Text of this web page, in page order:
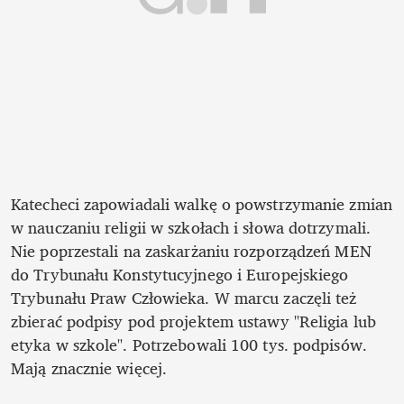
Katecheci zapowiadali walkę o powstrzymanie zmian
w nauczaniu religii w szkołach i słowa dotrzymali.
Nie poprzestali na zaskarżaniu rozporządzeń MEN
do Trybunału Konstytucyjnego i Europejskiego
Trybunału Praw Człowieka. W marcu zaczęli też
zbierać podpisy pod projektem ustawy "Religia lub
etyka w szkole". Potrzebowali 100 tys. podpisów.
Mają znacznie więcej.